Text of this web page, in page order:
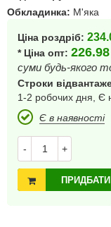
Обкладинка: М'яка
Ціна роздріб:
* Ціна опт: 226.98
суми будь-якого
Строки
1-2 робочих дня, Є
Є в наявності
- +
ПРИДБАТИ